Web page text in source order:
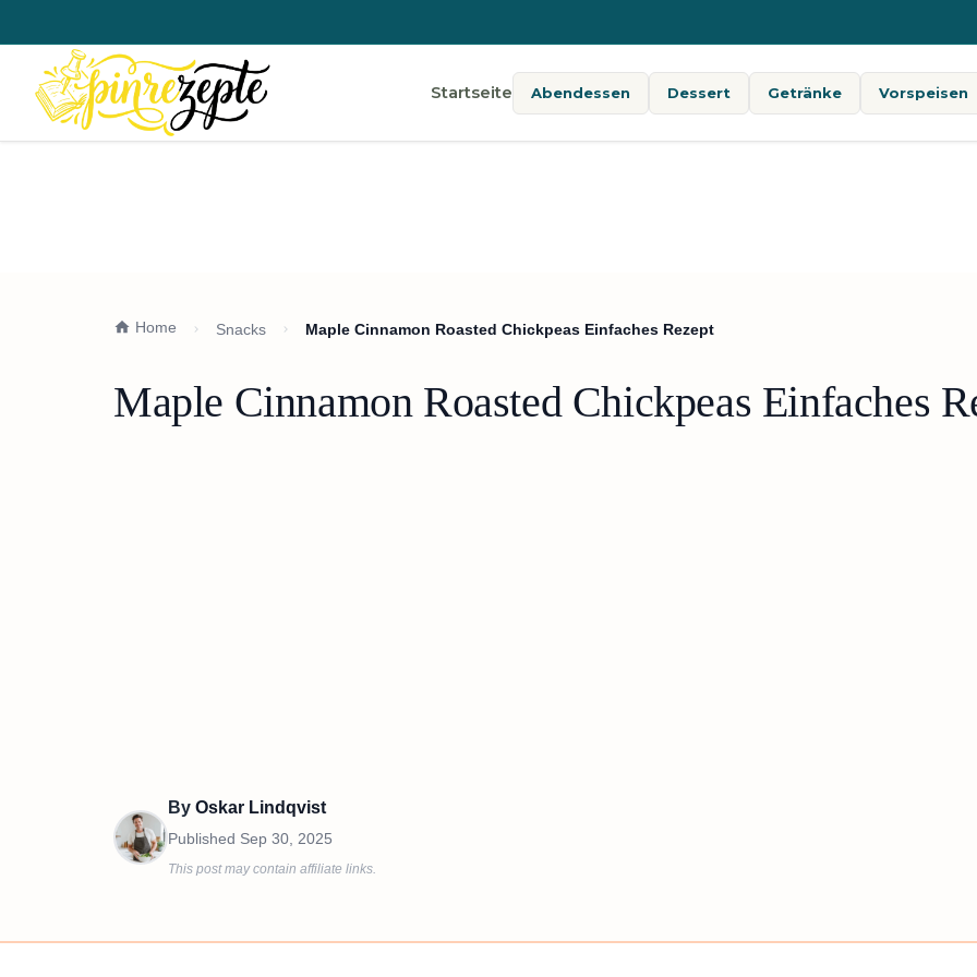
Startseite Abendessen Dessert Getränke Vorspeisen
Home Snacks Maple Cinnamon Roasted Chickpeas Einfaches Rezept
Maple Cinnamon Roasted Chickpeas Einfaches
By Oskar Lindqvist
Published Sep 30, 2025
This post may contain affiliate links.